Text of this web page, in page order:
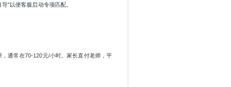
"以便客服启动专项匹配。
通常在70-120元/小时。家长直付老师，平